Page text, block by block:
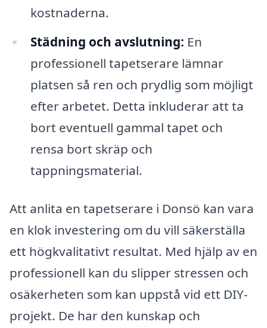
kostnaderna.
Städning och avslutning: En
professionell tapetserare lämnar
platsen så ren och prydlig som möjligt
efter arbetet. Detta inkluderar att ta
bort eventuell gammal tapet och
rensa bort skräp och
tappningsmaterial.
Att anlita en tapetserare i Donsö kan vara
en klok investering om du vill säkerställa
ett högkvalitativt resultat. Med hjälp av en
professionell kan du slipper stressen och
osäkerheten som kan uppstå vid ett DIY-
projekt. De har den kunskap och